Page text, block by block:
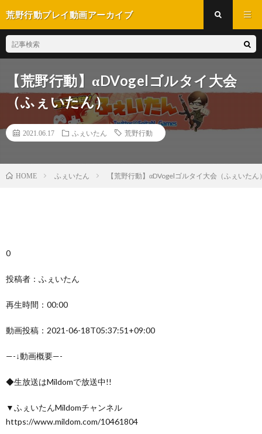
荒野行動プレイ動画アーカイブ
【荒野行動】αDVogelゴルタイ大会
（ふぇいたん）
2021.06.17 ふぇいたん 荒野行動
HOME ふぇいたん 【荒野行動】αDVogelゴルタイ大会（ふぇいたん
0
投稿者：ふぇいたん
再生時間：00:00
動画投稿：2021-06-18T05:37:51+09:00
—-↓動画概要—-
◆生放送はMildomで放送中!!
▼ふぇいたんMildomチャンネル
https://www.mildom.com/10461804